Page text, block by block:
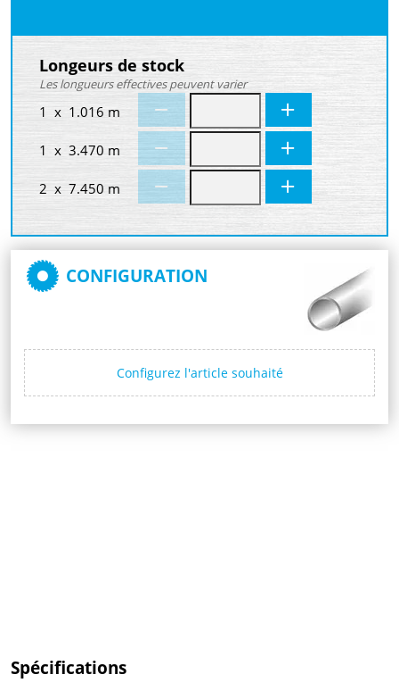
Longeurs de stock
Les longueurs effectives peuvent varier
1 x 1.016 m
1 x 3.470 m
2 x 7.450 m
CONFIGURATION
Configurez l'article souhaité
Spécifications